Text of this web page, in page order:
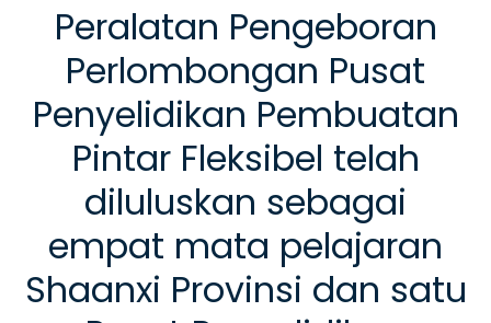
Peralatan Pengeboran
Perlombongan Pusat
Penyelidikan Pembuatan
Pintar Fleksibel telah
diluluskan sebagai
empat mata pelajaran
Shaanxi Provinsi dan satu